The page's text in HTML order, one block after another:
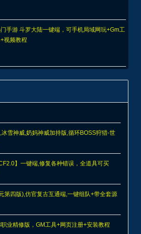
手游 斗罗大陆一键端，可手机局域网玩+Gm工
视频教程
雪神威,奶妈神威加持版,循环BOSS狩猎-世
】一键端,修复各种错误，全道具可买
第四版),仿官复古互通端,一键组队+带全套源
业精修版，GM工具+网页注册+安装教程